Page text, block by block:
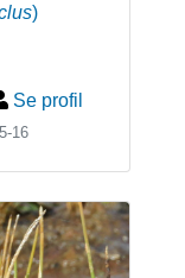
)
Se profil
16